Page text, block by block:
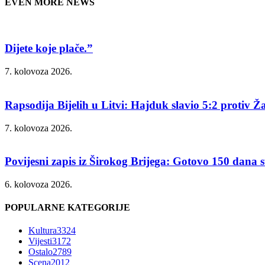
EVEN MORE NEWS
Dijete koje plače.”
7. kolovoza 2026.
Rapsodija Bijelih u Litvi: Hajduk slavio 5:2 protiv
7. kolovoza 2026.
Povijesni zapis iz Širokog Brijega: Gotovo 150 dana
6. kolovoza 2026.
POPULARNE KATEGORIJE
Kultura3324
Vijesti3172
Ostalo2789
Scena2012